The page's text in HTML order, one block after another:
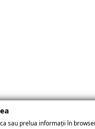
sau prelua informații în